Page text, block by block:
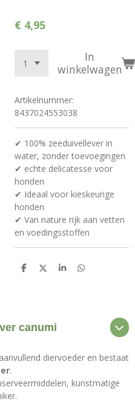
€ 4,95
In
winkelwagen
Artikelnummer:
8437024553038
✔ 100% zeeduivellever in
water, zonder toevoegingen
✔ echte delicatesse voor
honden
✔ Ideaal voor kieskeurige
honden
✔ Van nature rijk aan vetten
en voedingsstoffen
D
D
S
D
canumi
diervoeder en bestaat
.
kunstmatige